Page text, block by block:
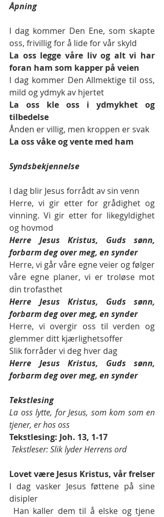
Åpning
I dag kommer Den Ene, som skapte
oss, frivillig for å lide for vår skyld
La oss legge våre liv og alt vi har
foran ham som kapper på veien
I dag kommer Den Allmektige til oss,
mild og ydmyk av hjertet
La oss kle oss i ydmykhet og
tilbedelse
Ånden er villig, men kroppen er svak
La oss våke og vente med ham
Syndsbekjennelse
I dag blir Jesus forrådt av sin venn
Herre, vi gir etter for grådighet og
vinning. Vi gir etter for likegyldighet
og hovmod
Herre Jesus Kristus, Guds sønn,
forbarm deg over meg, en synder
Herre, vi går våre egne veier og følger
våre egne planer, vi er troløse mot
din trofasthet
Herre Jesus Kristus, Guds sønn,
forbarm deg over meg, en synder
Herre, vi overgir oss til verden og
glemmer ditt kjærlighetsoffer
Slik forråder vi deg hver dag
Herre Jesus Kristus, Guds sønn,
forbarm deg over meg, en synder
Tekstlesing
La oss lytte, for Jesus, som kom som en
tjener, er hos oss
Tekstlesing: Joh. 13, 1-17
Tekstleser: Slik lyder Herrens ord
I dag vasker Jesus føttene på sine
disipler